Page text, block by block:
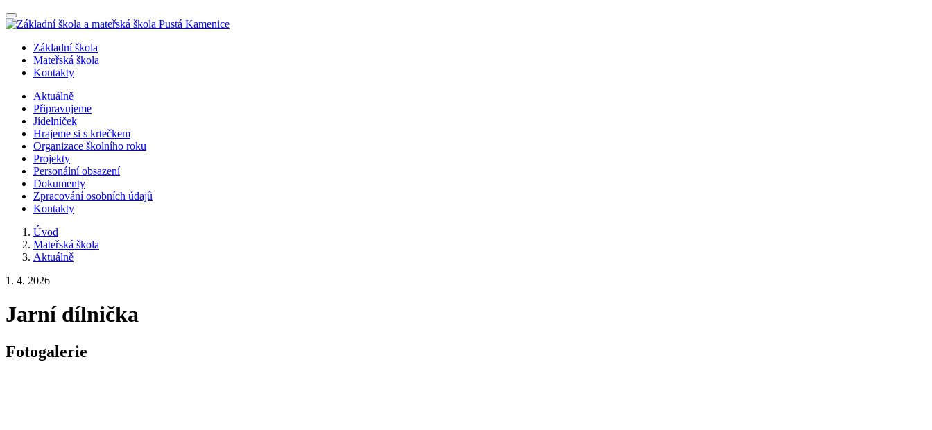
Nabídka
Základní škola
Mateřská škola
Kontakty
Aktuálně
Připravujeme
Jídelníček
Hrajeme si s krtečkem
Organizace školního roku
Projekty
Personální obsazení
Dokumenty
Zpracování osobních údajů
Kontakty
Úvod
Mateřská škola
Aktuálně
1. 4. 2026
Jarní dílnička
Fotogalerie